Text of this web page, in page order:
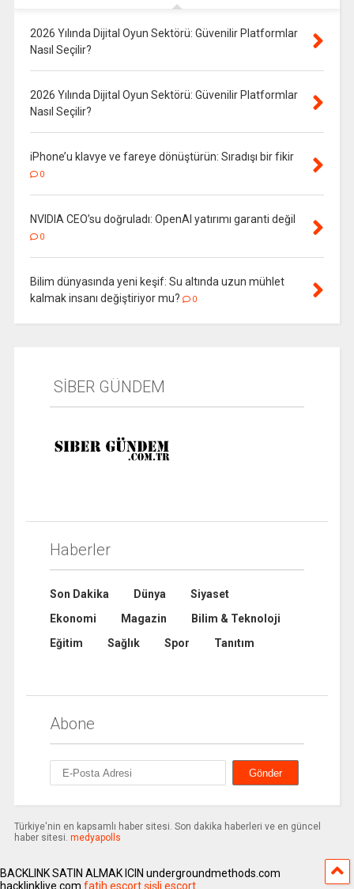
2026 Yılında Dijital Oyun Sektörü: Güvenilir Platformlar
Nasıl Seçilir?
2026 Yılında Dijital Oyun Sektörü: Güvenilir Platformlar
Nasıl Seçilir?
iPhone’u klavye ve fareye dönüştürün: Sıradışı bir fikir
0
NVIDIA CEO’su doğruladı: OpenAI yatırımı garanti değil
0
Bilim dünyasında yeni keşif: Su altında uzun mühlet
kalmak insanı değiştiriyor mu?
0
SİBER GÜNDEM
Haberler
Son Dakika Dünya
Siyaset
Ekonomi
Magazin
Bilim & Teknoloji
Eğitim
Sağlık Spor Tanıtım
Abone
Türkiye'nin en kapsamlı haber sitesi. Son dakika haberleri ve en güncel
haber sitesi. medyapolls
BACKLINK SATIN ALMAK ICIN undergroundmethods.com
hacklinklive.com fatih escortşişli escort